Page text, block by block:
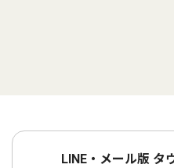
LINE・メール版 タ